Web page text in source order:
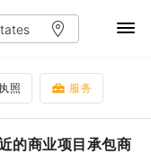
照 服务
商业项目承包商